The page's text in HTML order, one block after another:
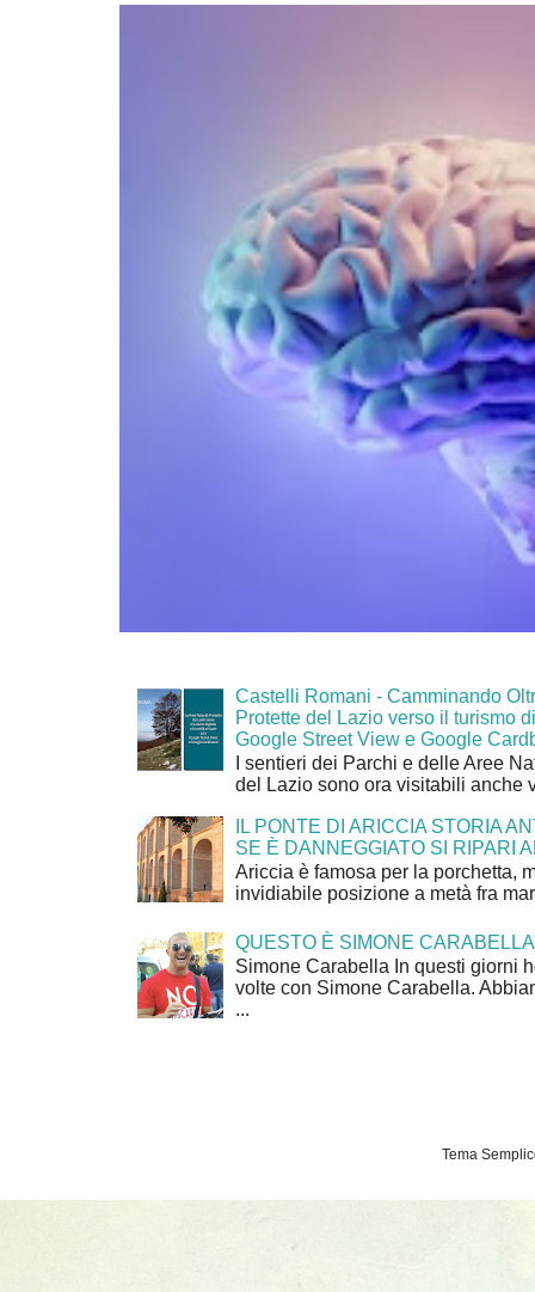
Castelli Romani - Camminando
Protette del Lazio verso il turismo
Google Street View e Google
I sentieri dei Parchi e delle Aree
del Lazio sono ora visitabili anche
IL PONTE DI ARICCIA STORIA
SE È DANNEGGIATO SI RIPARI
Ariccia è famosa per la porchetta,
invidiabile posizione a metà fra
QUESTO È SIMONE CARABELLA
Simone Carabella In questi giorni
volte con Simone Carabella.
...
Tema